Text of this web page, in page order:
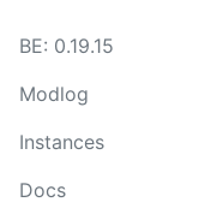
BE: 0.19.15
Modlog
Instances
Docs